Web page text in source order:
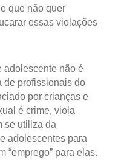
que não quer
essas violações
adolescente não é
de profissionais do
por crianças e
é crime, viola
se utiliza da
adolescentes para
“emprego” para elas.